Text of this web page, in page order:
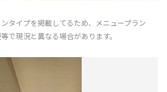
タイプを掲載してるため、メニュープラン
で現況と異なる場合があります。